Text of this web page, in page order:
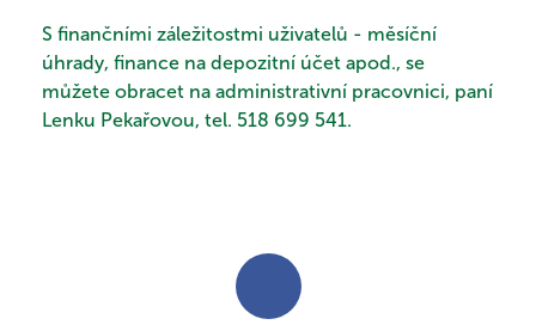
S finančními záležitostmi uživatelů - měsíční
úhrady, finance na depozitní účet apod., se
můžete obracet na administrativní pracovnici, paní
Lenku Pekařovou, tel. 518 699 541.